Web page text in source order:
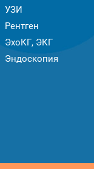
УЗИ
Рентген
ЭхоКГ, ЭКГ
Эндоскопия